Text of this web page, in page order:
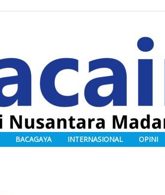
BACAGAYA INTERNASIONAL OPINI